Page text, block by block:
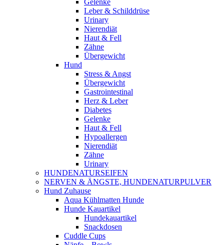
Gelenke
Leber & Schilddrüse
Urinary
Nierendiät
Haut & Fell
Zähne
Übergewicht
Hund
Stress & Angst
Übergewicht
Gastrointestinal
Herz & Leber
Diabetes
Gelenke
Haut & Fell
Hypoallergen
Nierendiät
Zähne
Urinary
HUNDENATURSEIFEN
NERVEN & ÄNGSTE, HUNDENATURPULVER
Hund Zuhause
Aqua Kühlmatten Hunde
Hunde Kauartikel
Hundekauartikel
Snackdosen
Cuddle Cups